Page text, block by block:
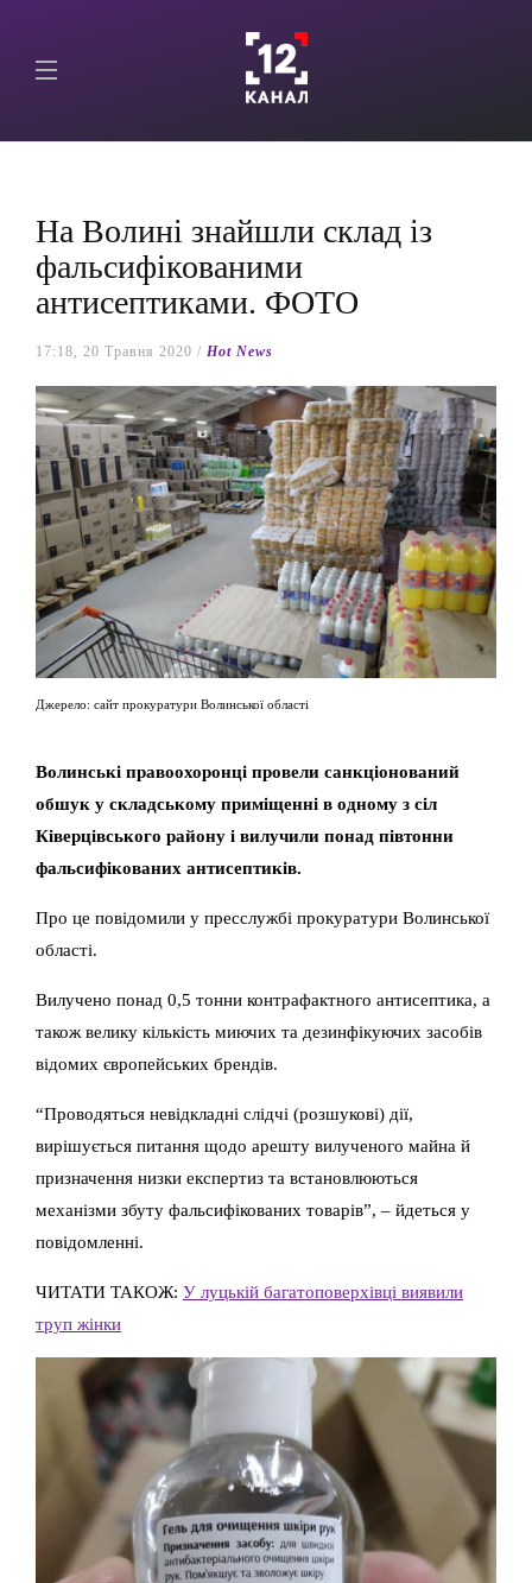
На Волині знайшли склад із
фальсифікованими
антисептиками. ФОТО
17:18, 20 Травня 2020 / Hot News
Джерело: сайт прокуратури Волинської області
Волинські правоохоронці провели санкціонований
обшук у складському приміщенні в одному з сіл
Ківерцівського району і вилучили понад півтонни
фальсифікованих антисептиків.
Про це повідомили у пресслужбі прокуратури Волинської
області.
Вилучено понад 0,5 тонни контрафактного антисептика, а
також велику кількість миючих та дезинфікуючих засобів
відомих європейських брендів.
“Проводяться невідкладні слідчі (розшукові) дії,
вирішується питання щодо арешту вилученого майна й
призначення низки експертиз та встановлюються
механізми збуту фальсифікованих товарів”, – йдеться у
повідомленні.
ЧИТАТИ ТАКОЖ: У луцькій багатоповерхівці виявили
труп жінки